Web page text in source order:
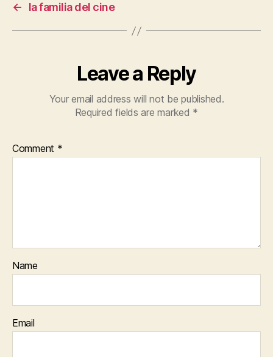
← la familia del cine
Leave a Reply
Your email address will not be published.
Required fields are marked *
Comment *
Name
Email